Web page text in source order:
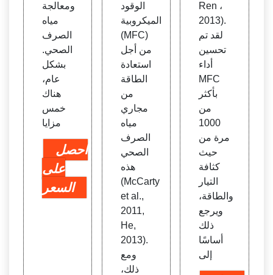
ومعالجة
مياه
الصرف
الصحي.
بشكل
عام،
هناك
خمس
مزايا
احصل
على
السعر
الوقود
الميكروبية
(MFC)
من أجل
استعادة
الطاقة
من
مجاري
مياه
الصرف
الصحي
هذه
(McCarty
et al.,
2011,
He,
2013).
ومع
ذلك،
Ren ،
2013).
لقد تم
تحسين
أداء
MFC
بأكثر
من
1000
مرة من
حيث
كثافة
التيار
والطاقة،
ويرجع
ذلك
أساسًا
إلى